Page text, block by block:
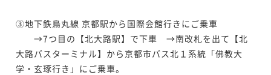
③地下鉄烏丸線 京都駅から国際会館行きにご乗車
→7つ目の【北大路駅】で下車　→南改札を出て【北
大路バスターミナル】から京都市バス北１系統「佛教大
学・玄琢行き」にご乗車。